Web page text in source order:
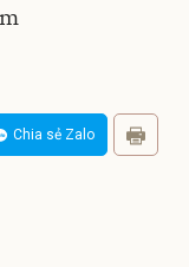
Chia sẻ Zalo